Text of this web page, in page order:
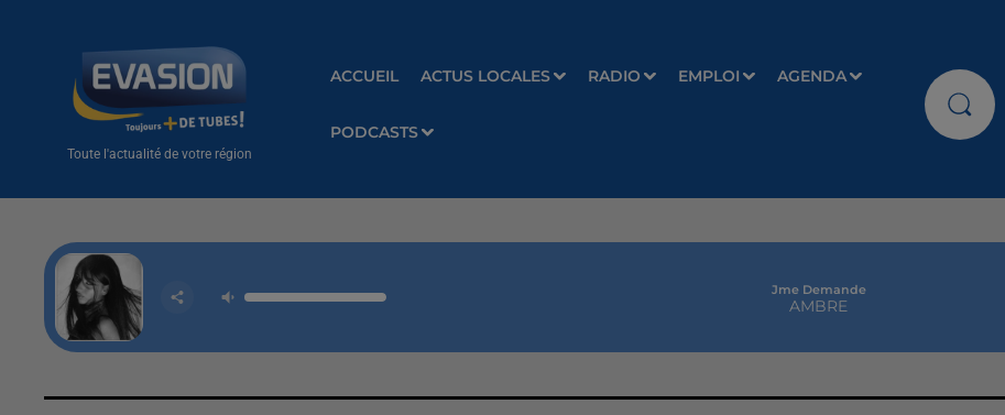
Toute l'actualité de votre région
ACCUEIL ACTUS LOCALES RADIO EMPLOI AGENDA
PODCASTS
Jme Demande
AMBRE